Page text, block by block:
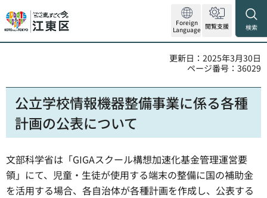
Foreign
Language 閲覧支援 検索
更新日：2025年3月30日
ページ番号：36029
公立学校情報機器整備事業に係る各種
計画の公表について
文部科学省は「GIGAスクール構想加速化基金管理運営要
領」にて、児童・生徒が使用する端末の整備に国の補助金
を活用する場合、各自治体が各種計画を作成し、公表する